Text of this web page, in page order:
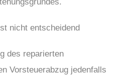
nicht entscheidend
des reparierten
Vorsteuerabzug jedenfalls